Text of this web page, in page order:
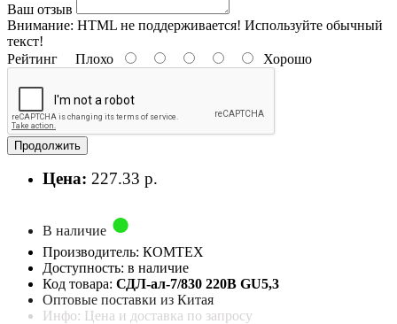
Ваш отзыв
Внимание: HTML не поддерживается! Используйте обычный
текст!
Рейтинг Плохо Хорошо
Продолжить
Цена: 227.33 р.
В наличие
Производитель: КОМТЕХ
Доступность: в наличие
Код товара: СДЛ-ал-7/830 220В GU5,3
Оптовые поставки из Китая
Инфо: Цена и доставка по запросу